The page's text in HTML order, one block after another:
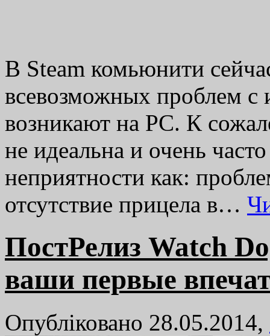
В Steam комьюнити
всевозможных проблем с
возникают на PC. К
не идеальна и очень
неприятности как:
отсутствие прицела в…
ПостРелиз Watch
ваши первые
Опубліковано 28.05.2014,